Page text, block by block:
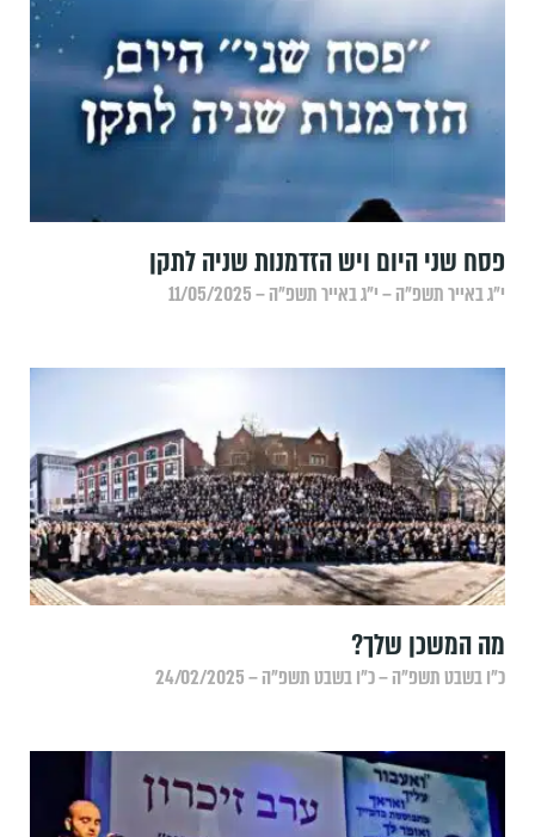
פסח שני היום ויש הזדמנות שניה לתקן
י״ג באייר תשפ״ה – י״ג באייר תשפ״ה – 11/05/2025
מה המשכן שלך?
כ״ו בשבט תשפ״ה – כ״ו בשבט תשפ״ה – 24/02/2025